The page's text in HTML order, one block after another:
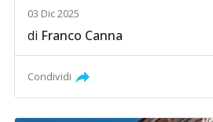
03 Dic 2025
di Franco Canna
Condividi